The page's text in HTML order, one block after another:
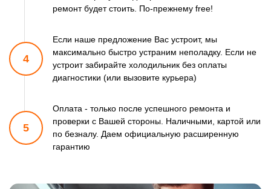
ремонтбудет стоить. По-прежнему free!
4
Если наше предложение Вас устроит, мы
максимально быстро устраним неполадку. Если не
устроит забирайте холодильник без оплаты
диагностики (или вызовите курьера)
5
Оплата - только после успешного ремонта и
проверки с Вашей стороны. Наличными, картой или
по безналу. Даем официальную расширенную
гарантию